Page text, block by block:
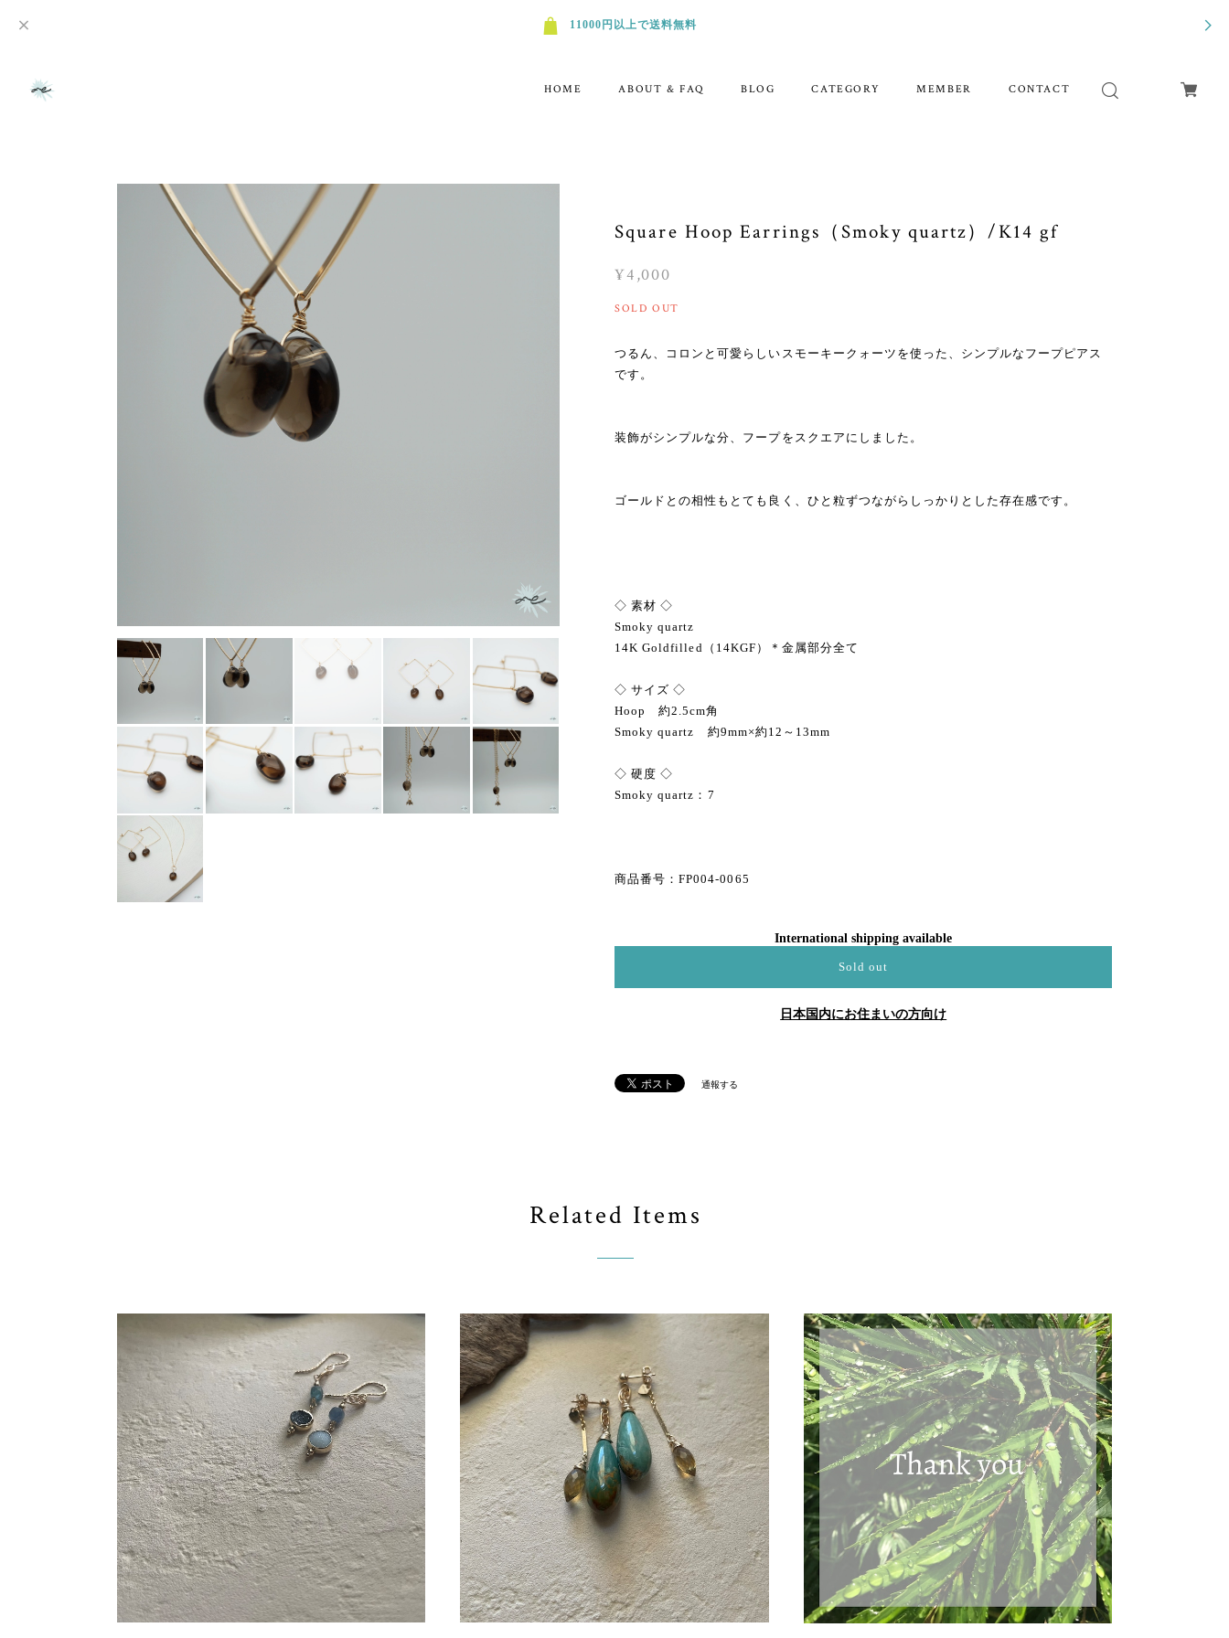
11000円以上で送料無料
HOME ABOUT & FAQ BLOG CATEGORY MEMBER CONTACT
Square Hoop Earrings（Smoky quartz）/K14 gf
¥4,000
SOLD OUT
つるん、コロンと可愛らしいスモーキークォーツを使った、シンプルなフープピアス
です。
装飾がシンプルな分、フープをスクエアにしました。
ゴールドとの相性もとても良く、ひと粒ずつながらしっかりとした存在感です。
◇ 素材 ◇
Smoky quartz
14K Goldfilled（14KGF）＊金属部分全て
◇ サイズ ◇
Hoop 約2.5cm角
Smoky quartz 約9mm×約12～13mm
◇ 硬度 ◇
Smoky quartz：7
商品番号：FP004-0065
International shipping available
Sold out
日本国内にお住まいの方向け
通報する
Related Items